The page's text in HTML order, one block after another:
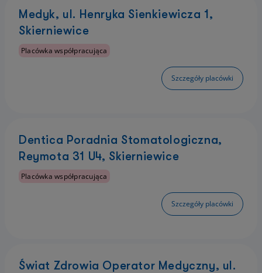
Medyk, ul. Henryka Sienkiewicza 1,
Skierniewice
Placówka współpracująca
Szczegóły placówki
Dentica Poradnia Stomatologiczna,
Reymota 31 U4, Skierniewice
Placówka współpracująca
Szczegóły placówki
Świat Zdrowia Operator Medyczny, ul.